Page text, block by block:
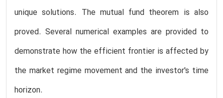
unique solutions. The mutual fund theorem is also
proved. Several numerical examples are provided to
demonstrate how the efficient frontier is affected by
the market regime movement and the investor's time
horizon.